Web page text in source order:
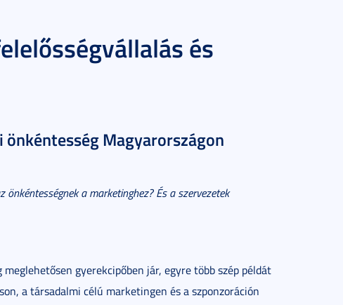
és
Magyarországon
a marketinghez? És a szervezetek
gyerekcipőben jár, egyre több szép példát
a társadalmi célú marketingen és a szponzoráción